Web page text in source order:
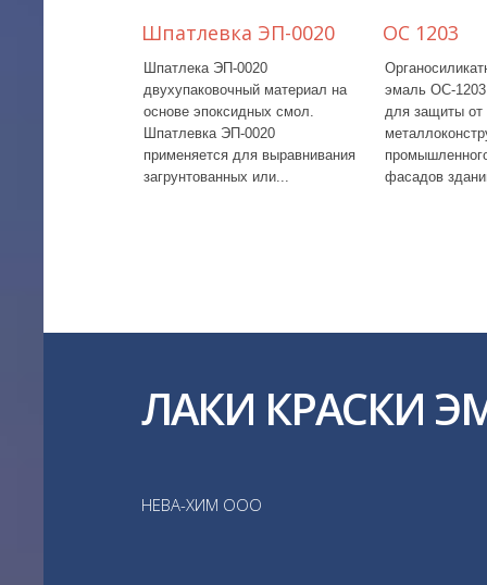
Шпатлевка ЭП-0020
Шпатлека ЭП-0020
двухупаковочный материал на
основе эпоксидных смол.
Шпатлевка ЭП-0020
применяется для выравнивания
загрунтованных или...
ОС 1203
эмаль ОС-1203
для защиты от
промышленного
фасадов
ЛАКИ КРАСКИ
НЕВА-ХИМ ООО